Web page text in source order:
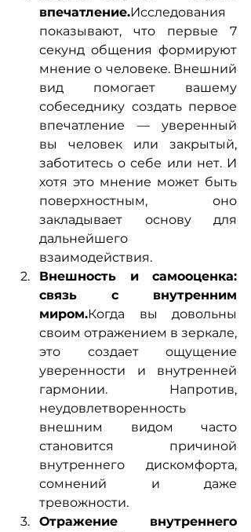
впечатление.Исследования
показывают, что первые 7
секунд общения формируют
мнение о человеке. Внешний
вид помогает вашему
собеседнику создать первое
впечатление — уверенный
вы человек или закрытый,
заботитесь о себе или нет. И
хотя это мнение может быть
поверхностным, оно
закладывает основу для
дальнейшего
взаимодействия.
Внешность и самооценка:
связь с внутренним
миром.Когда вы довольны
своим отражением в зеркале,
это создает ощущение
уверенности и внутренней
гармонии. Напротив,
неудовлетворенность
внешним видом часто
становится причиной
внутреннего дискомфорта,
сомнений и даже
тревожности.
Отражение внутреннего